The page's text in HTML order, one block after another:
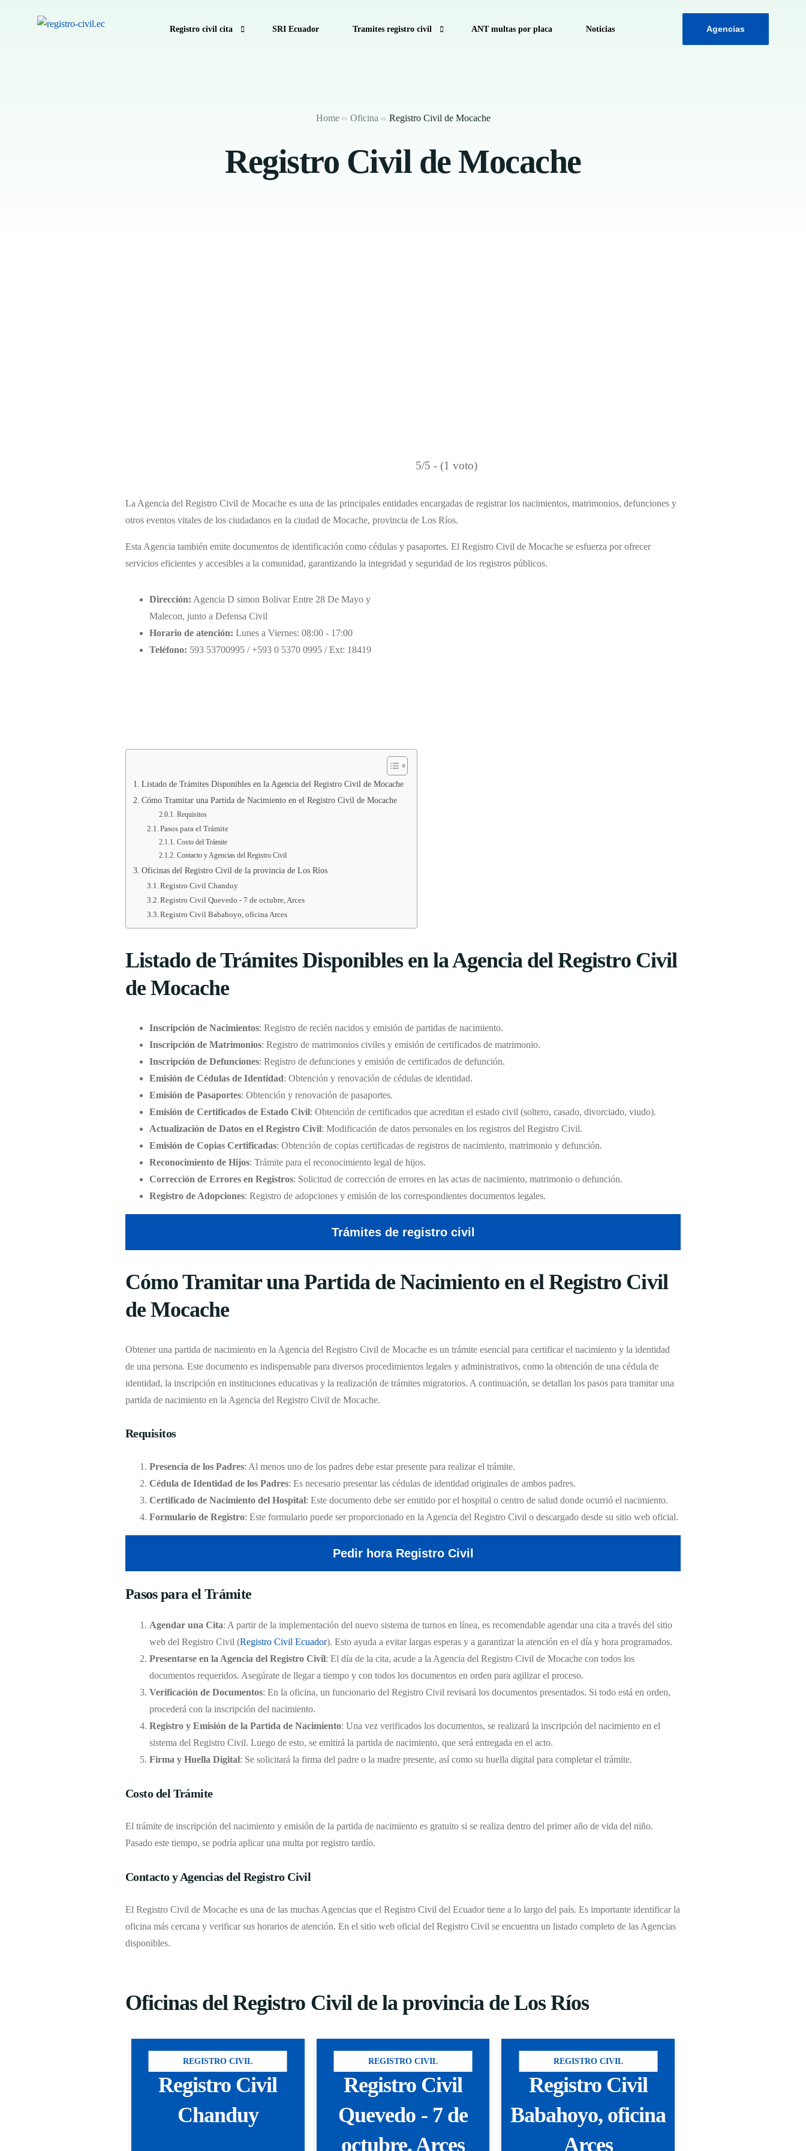
Registro civil cita SRI Ecuador Tramites registro civil
Como calcular decimo tercer sueldo
Anular turno RTV
ANT multas por placa Noticias Agencias
Home Oficina Registro Civil de Mocache
Registro Civil de Mocache
5/5 - (1 voto)
La Agencia del Registro Civil de Mocache es una de las principales entidades encargadas de registrar los nacimientos, matrimonios, defunciones y
otros eventos vitales de los ciudadanos en la ciudad de Mocache, provincia de Los Ríos.
Esta Agencia también emite documentos de identificación como cédulas y pasaportes. El Registro Civil de Mocache se esfuerza por ofrecer
servicios eficientes y accesibles a la comunidad, garantizando la integridad y seguridad de los registros públicos.
Dirección: Agencia D simon Bolivar Entre 28 De Mayo y
Malecon, junto a Defensa Civil
Horario de atención: Lunes a Viernes: 08:00 - 17:00
Teléfono: 593 53700995 / +593 0 5370 0995 / Ext: 18419
Listado de Trámites Disponibles en la Agencia del Registro Civil de Mocache
Cómo Tramitar una Partida de Nacimiento en el Registro Civil de Mocache
Requisitos
Pasos para el Trámite
Costo del Trámite
Contacto y Agencias del Registro Civil
Oficinas del Registro Civil de la provincia de Los Ríos
Registro Civil Chanduy
Registro Civil Quevedo - 7 de octubre, Arces
Registro Civil Babahoyo, oficina Arces
Listado de Trámites Disponibles en la Agencia del Registro Civil
de Mocache
Inscripción de Nacimientos: Registro de recién nacidos y emisión de partidas de nacimiento.
Inscripción de Matrimonios: Registro de matrimonios civiles y emisión de certificados de matrimonio.
Inscripción de Defunciones: Registro de defunciones y emisión de certificados de defunción.
Emisión de Cédulas de Identidad: Obtención y renovación de cédulas de identidad.
Emisión de Pasaportes: Obtención y renovación de pasaportes.
Emisión de Certificados de Estado Civil: Obtención de certificados que acreditan el estado civil (soltero, casado, divorciado, viudo).
Actualización de Datos en el Registro Civil: Modificación de datos personales en los registros del Registro Civil.
Emisión de Copias Certificadas: Obtención de copias certificadas de registros de nacimiento, matrimonio y defunción.
Reconocimiento de Hijos: Trámite para el reconocimiento legal de hijos.
Corrección de Errores en Registros: Solicitud de corrección de errores en las actas de nacimiento, matrimonio o defunción.
Registro de Adopciones: Registro de adopciones y emisión de los correspondientes documentos legales.
Trámites de registro civil
Cómo Tramitar una Partida de Nacimiento en el Registro Civil
de Mocache
Obtener una partida de nacimiento en la Agencia del Registro Civil de Mocache es un trámite esencial para certificar el nacimiento y la identidad
de una persona. Este documento es indispensable para diversos procedimientos legales y administrativos, como la obtención de una cédula de
identidad, la inscripción en instituciones educativas y la realización de trámites migratorios. A continuación, se detallan los pasos para tramitar una
partida de nacimiento en la Agencia del Registro Civil de Mocache.
Requisitos
Presencia de los Padres: Al menos uno de los padres debe estar presente para realizar el trámite.
Cédula de Identidad de los Padres: Es necesario presentar las cédulas de identidad originales de ambos padres.
Certificado de Nacimiento del Hospital: Este documento debe ser emitido por el hospital o centro de salud donde ocurrió el nacimiento.
Formulario de Registro: Este formulario puede ser proporcionado en la Agencia del Registro Civil o descargado desde su sitio web oficial.
Pedir hora Registro Civil
Pasos para el Trámite
Agendar una Cita: A partir de la implementación del nuevo sistema de turnos en línea, es recomendable agendar una cita a través del sitio
web del Registro Civil (Registro Civil Ecuador). Esto ayuda a evitar largas esperas y a garantizar la atención en el día y hora programados.
Presentarse en la Agencia del Registro Civil: El día de la cita, acude a la Agencia del Registro Civil de Mocache con todos los
documentos requeridos. Asegúrate de llegar a tiempo y con todos los documentos en orden para agilizar el proceso.
Verificación de Documentos: En la oficina, un funcionario del Registro Civil revisará los documentos presentados. Si todo está en orden,
procederá con la inscripción del nacimiento.
Registro y Emisión de la Partida de Nacimiento: Una vez verificados los documentos, se realizará la inscripción del nacimiento en el
sistema del Registro Civil. Luego de esto, se emitirá la partida de nacimiento, que será entregada en el acto.
Firma y Huella Digital: Se solicitará la firma del padre o la madre presente, así como su huella digital para completar el trámite.
Costo del Trámite
El trámite de inscripción del nacimiento y emisión de la partida de nacimiento es gratuito si se realiza dentro del primer año de vida del niño.
Pasado este tiempo, se podría aplicar una multa por registro tardío.
Contacto y Agencias del Registro Civil
El Registro Civil de Mocache es una de las muchas Agencias que el Registro Civil del Ecuador tiene a lo largo del país. Es importante identificar la
oficina más cercana y verificar sus horarios de atención. En el sitio web oficial del Registro Civil se encuentra un listado completo de las Agencias
disponibles.
Oficinas del Registro Civil de la provincia de Los Ríos
REGISTRO CIVIL
Registro Civil
Chanduy
REGISTRO CIVIL
Registro Civil
Quevedo - 7 de
octubre, Arces
REGISTRO CIVIL
Registro Civil
Babahoyo, oficina
Arces